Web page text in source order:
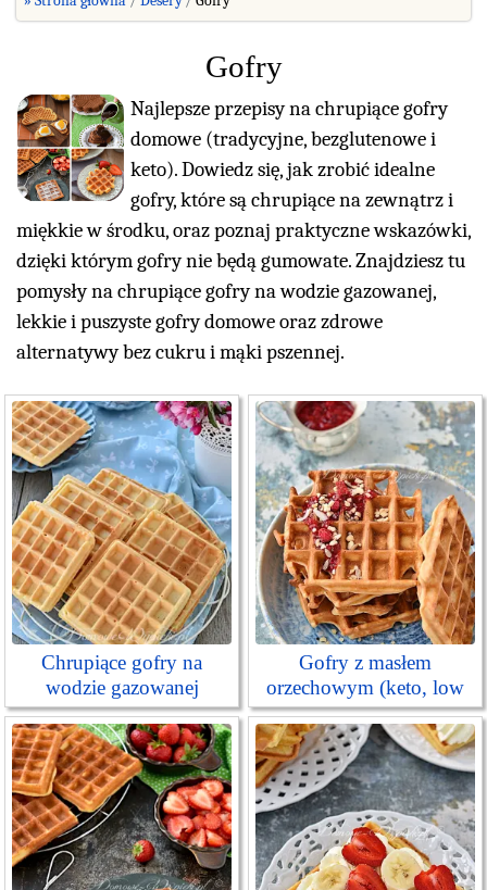
Gofry
Najlepsze przepisy na chrupiące gofry
domowe (tradycyjne, bezglutenowe i
keto). Dowiedz się, jak zrobić idealne
gofry, które są chrupiące na zewnątrz i
miękkie w środku, oraz poznaj praktyczne wskazówki,
dzięki którym gofry nie będą gumowate. Znajdziesz tu
pomysły na chrupiące gofry na wodzie gazowanej,
lekkie i puszyste gofry domowe oraz zdrowe
alternatywy bez cukru i mąki pszennej.
Chrupiące gofry na
wodzie gazowanej
Gofry z masłem
orzechowym (keto, low
carb)